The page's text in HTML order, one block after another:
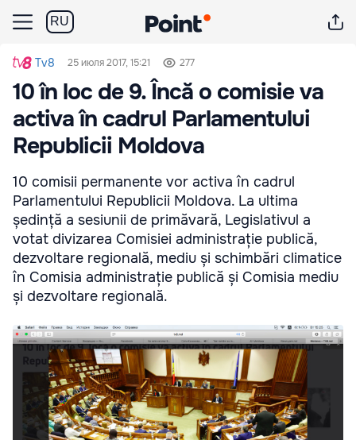
RU
Tv8 25 июля 2017, 15:21 277
10 în loc de 9. Încă o comisie va
activa în cadrul Parlamentului
Republicii Moldova
10 comisii permanente vor activa în cadrul
Parlamentului Republicii Moldova. La ultima
ședință a sesiunii de primăvară, Legislativul a
votat divizarea Comisiei administrație publică,
dezvoltare regională, mediu și schimbări climatice
în Comisia administrație publică și Comisia mediu
și dezvoltare regională.